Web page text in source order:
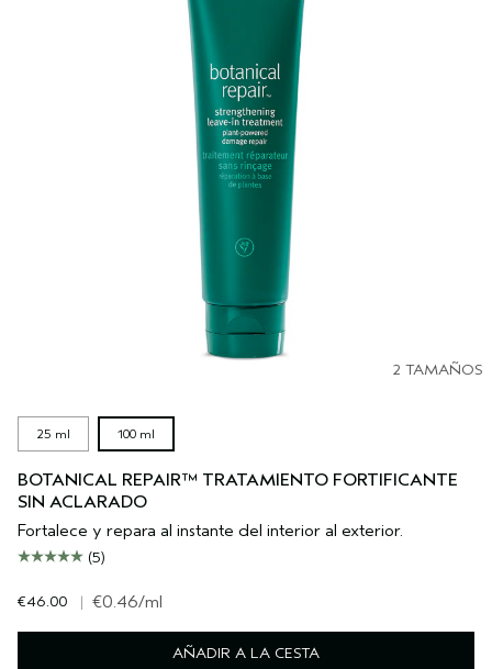
2 TAMAÑOS
25 ml 100 ml
BOTANICAL REPAIR™ TRATAMIENTO FORTIFICANTE
SIN ACLARADO
Fortalece y repara al instante del interior al exterior.
(5)
€46.00 | €0.46/ml
AÑADIR A LA CESTA